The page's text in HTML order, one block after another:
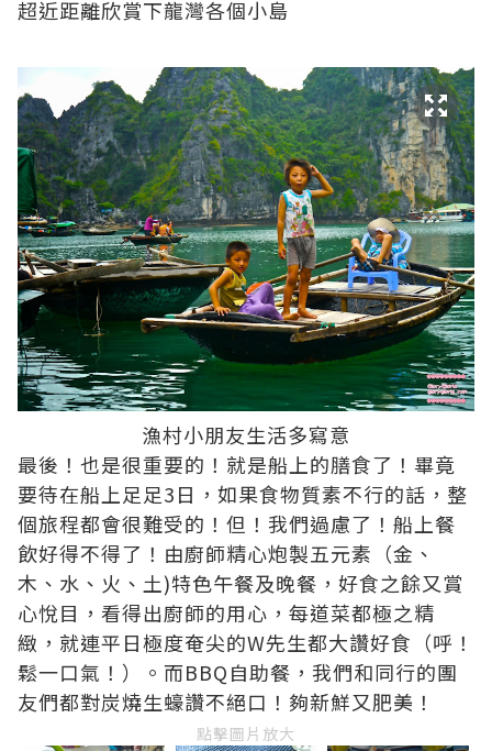
超近距離欣賞下龍灣各個小島
漁村小朋友生活多寫意
最後！也是很重要的！就是船上的膳食了！畢竟
要待在船上足足3日，如果食物質素不行的話，整
個旅程都會很難受的！但！我們過慮了！船上餐
飲好得不得了！由廚師精心炮製五元素（金、
木、水、火、土)特色午餐及晚餐，好食之餘又賞
心悅目，看得出廚師的用心，每道菜都極之精
緻，就連平日極度奄尖的W先生都大讚好食（呼！
鬆一口氣！）。而BBQ自助餐，我們和同行的團
友們都對炭燒生蠔讚不絕口！夠新鮮又肥美！
點擊圖片放大